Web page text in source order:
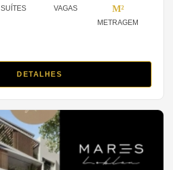
SUÍTES VAGAS
M²
METRAGEM
DETALHES